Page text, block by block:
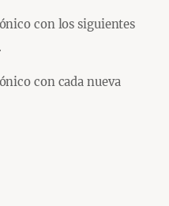
con los siguientes
con cada nueva